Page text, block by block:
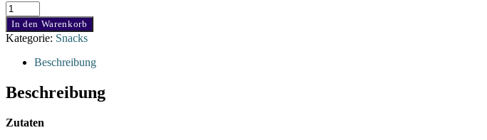
Patos
Rolls
Menge
In den Warenkorb
Kategorie: Snacks
Beschreibung
Beschreibung
Zutaten